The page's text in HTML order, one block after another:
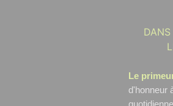
Le
d'honneur